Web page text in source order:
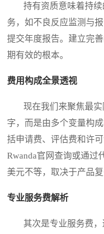
持有资质意味着持续
务，如不良反应监测与
提交年度报告。建立完
期有效的根本。
费用构成全景透视
现在我们来聚焦最实
字，而是由多个变量构
括申请费、评估费和许
Rwanda官网查询或通过
美元不等，取决于产品复
专业服务费解析
其次是专业服务费，